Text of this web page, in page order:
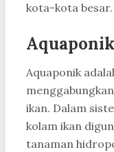
kota-kota besar.
Aquaponik
Aquaponik
ikan. Dalam
kolam ikan
tanaman